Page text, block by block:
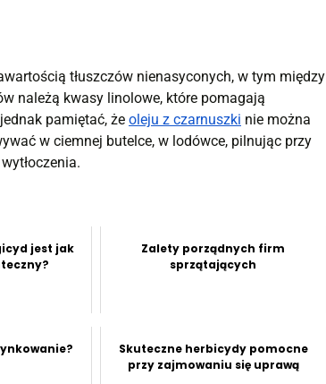
tłuszczów nienasyconych, w tym między
należą kwasy linolowe, które pomagają
pamiętać, że oleju z czarnuszki nie można
w ciemnej butelce, w lodówce, pilnując przy
jest jak
Zalety porządnych firm
sprzątających
Skuteczne herbicydy pomocne
przy zajmowaniu się uprawą